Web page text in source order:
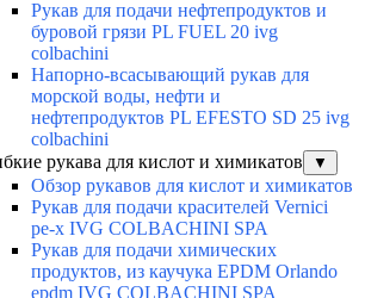
Рукав для подачи нефтепродуктов и
буровой грязи PL FUEL 20 ivg
colbachini
Напорно-всасывающий рукав для
морской воды, нефти и
нефтепродуктов PL EFESTO SD 25 ivg
colbachini
рукава для кислот и химикатов
▼
Обзор рукавов для кислот и химикатов
Рукав для подачи красителей Vernici
pe-x IVG COLBACHINI SPA
Рукав для подачи химических
продуктов, из каучука EPDM Orlando
epdm IVG COLBACHINI SPA